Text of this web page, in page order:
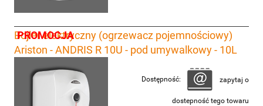
Bojler elektryczny (ogrzewacz pojemnościowy)
Ariston - ANDRIS R 10U - pod umywalkowy - 10L
Dostępność: zapytaj o
dostepność tego towaru
PROMOCJA